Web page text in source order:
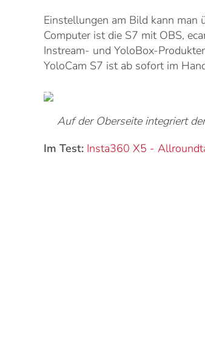
Einstellungen am Bild kann man
Computer ist die S7 mit OBS,
Instream- und YoloBox-
YoloCam S7 ist ab sofort im
Auf der Oberseite integriert
Im Test: Insta360 X5 -